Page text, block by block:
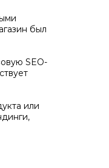
был
SEO-
или